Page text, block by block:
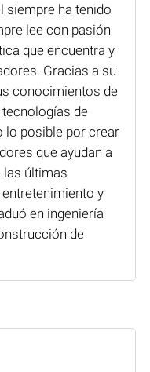
siempre ha tenido
lee con pasión
que encuentra y
Gracias a su
conocimientos de
de
lo posible por crear
que ayudan a
las últimas
y
en ingeniería
de